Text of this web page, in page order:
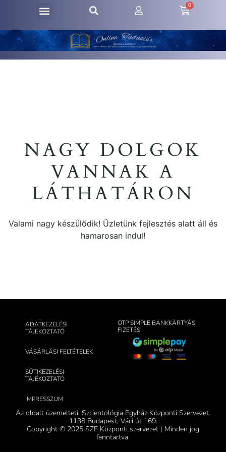
0
NAGY DOLGOK
VANNAK A
LÁTHATÁRON
Valami nagy készülődik! Üzletünk fejlesztés alatt áll és
hamarosan indul!
ADATKEZELÉSI
TÁJÉKOZTATÓ
VÁSÁRLÁSI FELTÉTELEK
SÜTIKEZELÉSI
TÁJÉKOZTATÓ
IMPRESSZUM
OTP SIMPLE BANKKÁRTYÁS
FIZETÉS
Az oldalt üzemelteti: Szcientológia Egyház Központi Szervezet.
1138 Budapest, Váci út 169.
Copyright © 2025 SZE Központi szervezet | Minden jog
fenntartva.